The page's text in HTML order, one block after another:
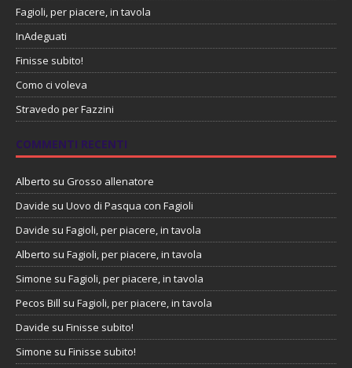
Fagioli, per piacere, in tavola
InAdeguati
Finisse subito!
Como ci voleva
Stravedo per Fazzini
COMMENTI RECENTI
Alberto su Grosso allenatore
Davide su Uovo di Pasqua con Fagioli
Davide su Fagioli, per piacere, in tavola
Alberto su Fagioli, per piacere, in tavola
Simone su Fagioli, per piacere, in tavola
Pecos Bill su Fagioli, per piacere, in tavola
Davide su Finisse subito!
Simone su Finisse subito!